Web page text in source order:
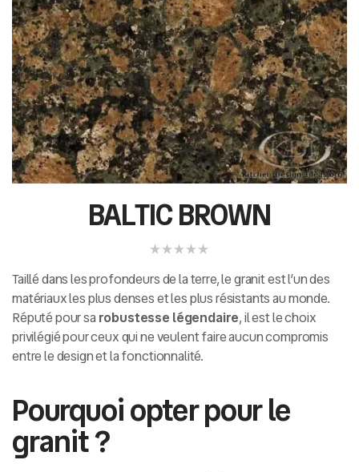
BALTIC BROWN
Taillé dans les profondeurs de la terre, le granit est l’un des
matériaux les plus denses et les plus résistants au monde.
Réputé pour sa robustesse légendaire, il est le choix
privilégié pour ceux qui ne veulent faire aucun compromis
entre le design et la fonctionnalité.
Pourquoi opter pour le
granit ?